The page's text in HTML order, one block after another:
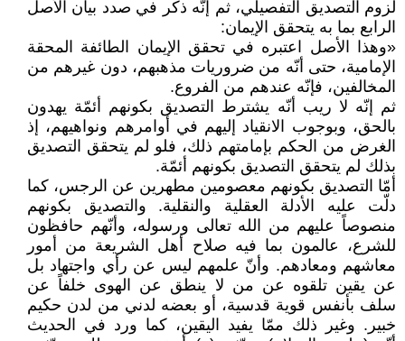
لزوم التصديق التفصيلي، ثم إنّه ذكر في صدد بيان الأصل
الرابع بما به يتحقق الإيمان:
«وهذا الأصل اعتبره في تحقق الإيمان الطائفة المحقة
الإمامية، حتى أنّه من ضروريات مذهبهم، دون غيرهم من
المخالفين، فإنّه عندهم من الفروع.
ثم إنّه لا ريب أنّه يشترط التصديق بكونهم أئمّة يهدون
بالحق، وبوجوب الانقياد إليهم في أوامرهم ونواهيهم، إذ
الغرض من الحكم بإمامتهم ذلك، فلو لم يتحقق التصديق
بذلك لم يتحقق التصديق بكونهم أئمّة.
أمّا التصديق بكونهم معصومين مطهرين عن الرجس، كما
دلّت عليه الأدلة العقلية والنقلية. والتصديق بكونهم
منصوصاً عليهم من الله تعالى ورسوله، وأنّهم حافظون
للشرع، عالمون بما فيه صلاح أهل الشريعة من أمور
معاشهم ومعادهم. وأنّ علمهم ليس عن رأي واجتهاد بل
عن يقين تلقوه عن من لا ينطق عن الهوى خلفاً عن
سلف بأنفس قوية قدسية، أو بعضه لدني من لدن حكيم
خبير. وغير ذلك ممّا يفيد اليقين، كما ورد في الحديث